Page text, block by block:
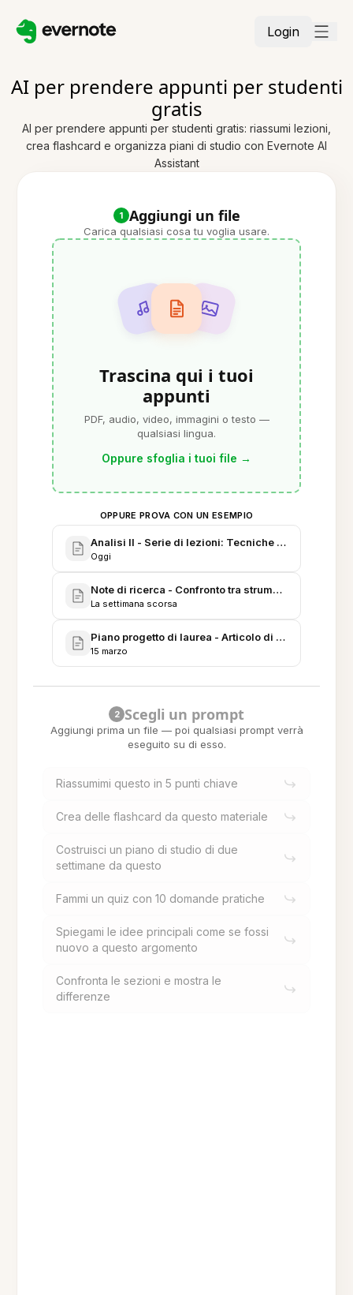
Login
AI per prendere appunti per studenti
gratis
AI per prendere appunti per studenti gratis: riassumi lezioni,
crea flashcard e organizza piani di studio con Evernote AI
Assistant
1 Aggiungi un file
Carica qualsiasi cosa tu voglia usare.
Trascina qui i tuoi
appunti
PDF, audio, video, immagini o testo —
qualsiasi lingua.
Oppure sfoglia i tuoi file →
OPPURE PROVA CON UN ESEMPIO
Analisi II - Serie di lezioni: Tecniche di
Oggi
Note di ricerca - Confronto tra strumenti AI per
La settimana scorsa
Piano progetto di laurea - Articolo di ricerca
15 marzo
2 Scegli un prompt
Aggiungi prima un file — poi qualsiasi prompt verrà
eseguito su di esso.
Riassumimi questo in 5 punti chiave
Crea delle flashcard da questo materiale
Costruisci un piano di studio di due
settimane da questo
Fammi un quiz con 10 domande pratiche
Spiegami le idee principali come se fossi
nuovo a questo argomento
Confronta le sezioni e mostra le
differenze